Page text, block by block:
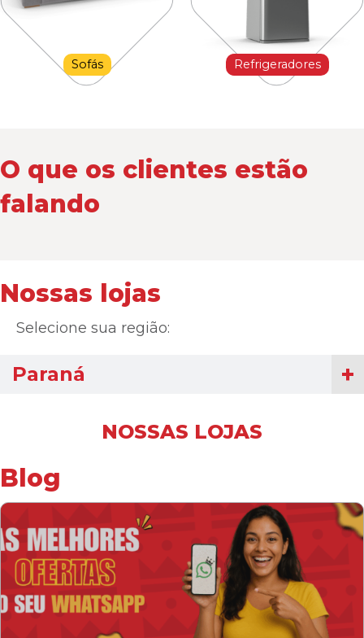
Sofás Refrigeradores
O que os clientes estão
falando
Nossas lojas
Selecione sua região:
Paraná
NOSSAS LOJAS
Blog